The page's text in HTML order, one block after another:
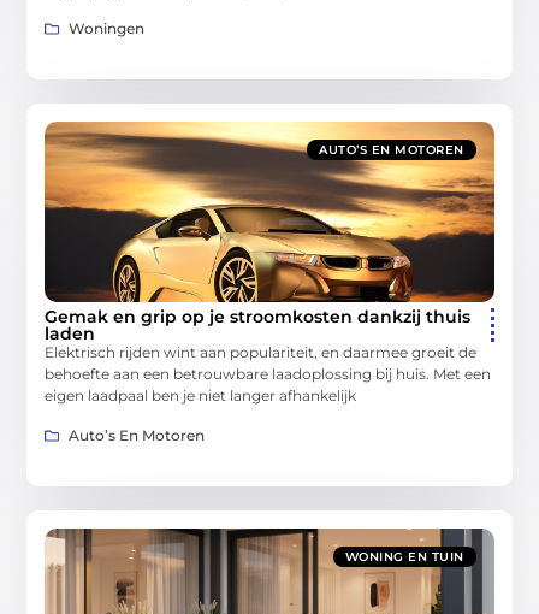
Woningen
AUTO’S EN MOTOREN
Gemak en grip op je stroomkosten dankzij thuis
laden
Elektrisch rijden wint aan populariteit, en daarmee groeit de
behoefte aan een betrouwbare laadoplossing bij huis. Met een
eigen laadpaal ben je niet langer afhankelijk
Auto’s En Motoren
WONING EN TUIN